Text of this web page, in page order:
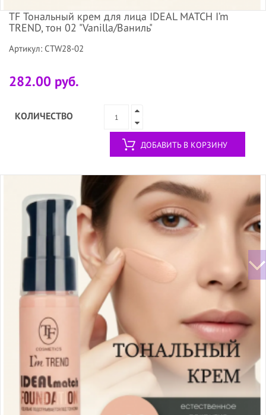
TF Тональный крем для лица IDEAL MATCH I’m
TREND, тон 02 "Vanilla/Ваниль"
Артикул: CTW28-02
282.00 руб.
КОЛИЧЕСТВО
ДОБАВИТЬ В КОРЗИНУ